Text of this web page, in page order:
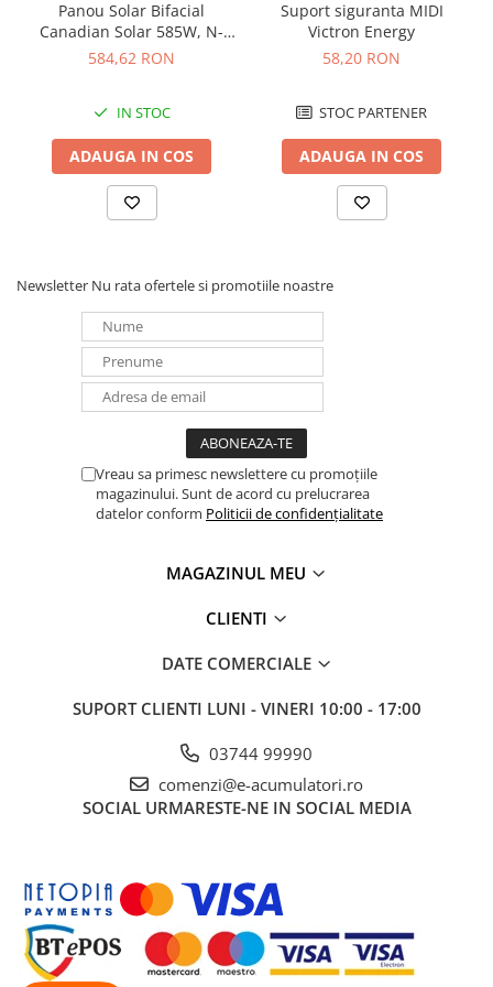
Panouri portabile
Racire/Incalzire
Electrice
Intrerupatoare si prize
Dulapuri pentru cablare
Tablouri electrice
Lumina (Becuri si Lanterne)
Laptop & PC accesorii, baterii,
cabluri USB, prelungitoare USB
Cablu de date si Adaptoare
Lichidare de stoc
OUTLET
Panou Solar Bifacial
Canadian Solar 585W, N-
Type TOPCon, CS6W-TB-SF-
584,62 RON
IN STOC
ADAUGA IN COS
Suport siguranta MIDI
Victron Energy
58,20 RON
STOC PARTENER
ADAUGA IN COS
Newsletter Nu rata ofertele si promotiile noastre
Vreau sa primesc newslettere cu promoțiile
magazinului. Sunt de acord cu prelucrarea
datelor conform Politicii de confidențialitate
MAGAZINUL MEU
CLIENTI
DATE COMERCIALE
SUPORT CLIENTI LUNI - VINERI 10:00 - 17:00
03744 99990
comenzi@e-acumulatori.ro
SOCIAL URMARESTE-NE IN SOCIAL MEDIA